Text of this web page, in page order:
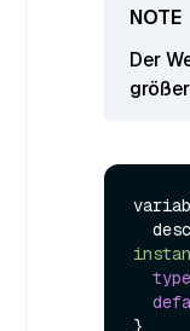
Der
type